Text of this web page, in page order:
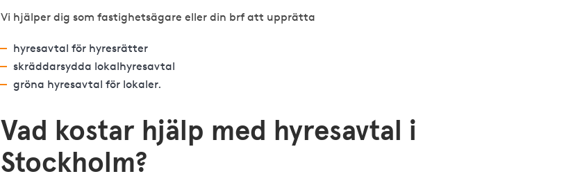
Vi hjälper dig som fastighetsägare eller din brf att upprätta
hyresavtal för hyresrätter
skräddarsydda lokalhyresavtal
gröna hyresavtal för lokaler.
Vad kostar hjälp med hyresavtal i
Stockholm?